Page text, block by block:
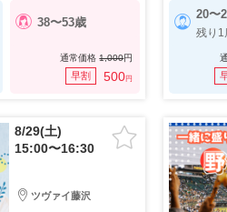
38〜53歳
通常価格1,000円
早割 500円
20〜
残り1
8/29(土)
15:00〜16:30
ツヴァイ藤沢